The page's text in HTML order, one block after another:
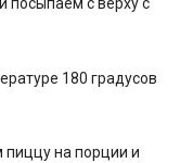
посыпаем с верху с
180 градусов
пиццу на порции и